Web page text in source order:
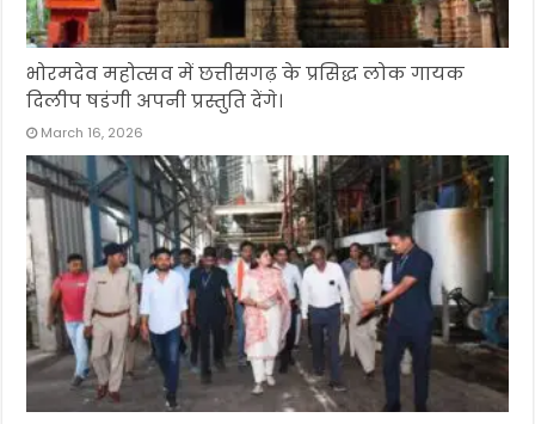
भोरमदेव महोत्सव में छत्तीसगढ़ के प्रसिद्ध लोक गायक
दिलीप षडंगी अपनी प्रस्तुति देंगे।
March 16, 2026